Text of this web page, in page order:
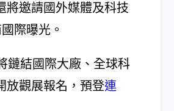
將邀請國外媒體及科技
際曝光。
鏈結國際大廠、全球科
放觀展報名，預登連